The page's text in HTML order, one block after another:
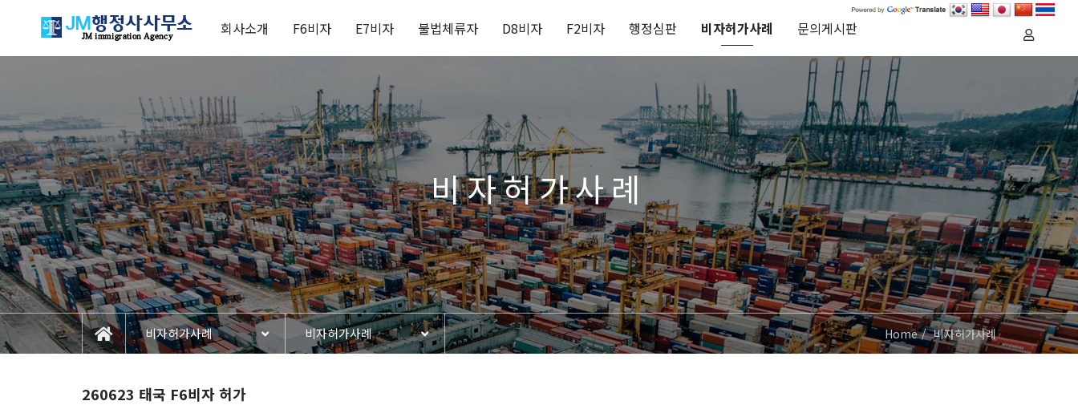
회사소개 F6비자 E7비자 불법체류자 D8비자 F2비자 행정심판 비자허가사례 문의게시판
비자허가사례
비자허가사례 비자허가사례 Home 비자허가사례
260623 태국 F6비자 허가